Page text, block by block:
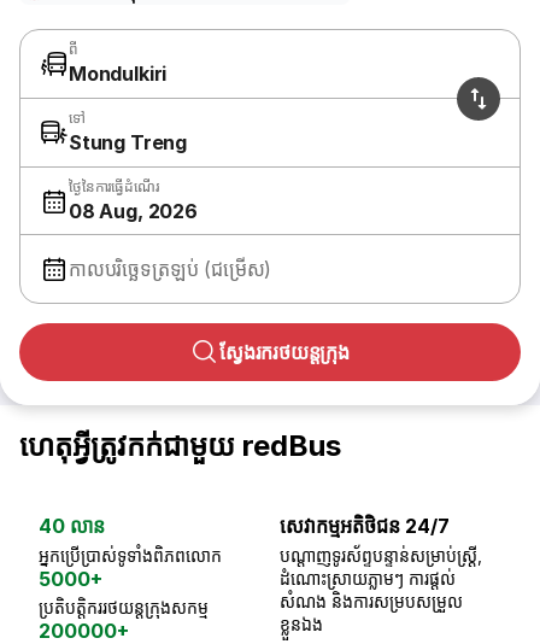
ពី
Mondulkiri
ទៅ
Stung Treng
ថ្ងៃនៃការធ្វើដំណើរ
08 Aug, 2026
កាលបរិច្ឆេទត្រឡប់ (ជម្រើស)
ស្វែងរករថយន្តក្រុង
ហេតុអ្វីត្រូវកក់ជាមួយ redBus
40 លាន
អ្នកប្រើប្រាស់ទូទាំងពិភពលោក
5000+
ប្រតិបត្តិកររថយន្តក្រុងសកម្ម
200000+
សេវាកម្មអតិថិជន 24/7
បណ្តាញទូរស័ព្ទបន្ទាន់សម្រាប់ស្ត្រី,
ដំណោះស្រាយភ្លាមៗ ការផ្តល់
សំណង និងការសម្របសម្រួល
ខ្លួនឯង